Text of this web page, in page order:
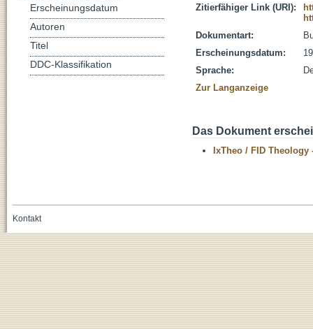
Zitierfähiger Link (URI):
Dokumentart:
Erscheinungsdatum:
Sprache:
Zur Langanzeige
Das Dokument
IxTheo / FID Theology
Erscheinungsdatum
Autoren
Titel
DDC-Klassifikation
Kontakt